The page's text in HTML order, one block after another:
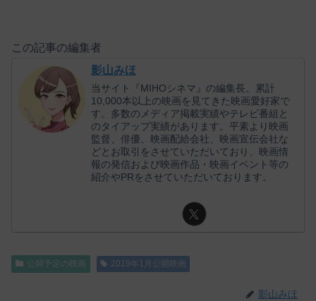
この記事の編集者
影山みほ
当サイト『MIHOシネマ』の編集長。累計
10,000本以上の映画を見てきた映画愛好家で
す。多数のメディア掲載実績やテレビ番組と
のタイアップ実績があります。平素より映画
監督、俳優、映画配給会社、映画宣伝会社な
どとお取引をさせていただいており、映画情
報の発信および映画作品・映画イベント等の
紹介やPRをさせていただいております。
公開予定の映画 2019年1月公開映画
影山みほ